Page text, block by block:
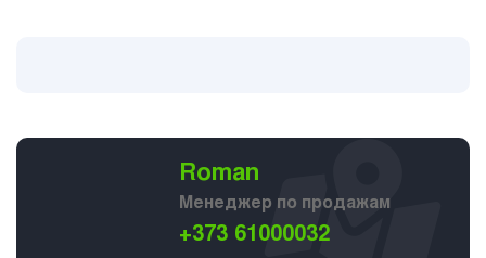
Roman
Менеджер по продажам
+373 61000032